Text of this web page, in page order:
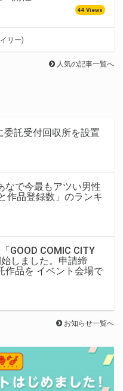
44 Views
リー)
人気の記事一覧へ
委託受付回収所を設置
なで今最もアツい男性
作品登録数」のランキ
GOOD COMIC CITY
しました。申請締
作品を イベント会場で
お知らせ一覧へ